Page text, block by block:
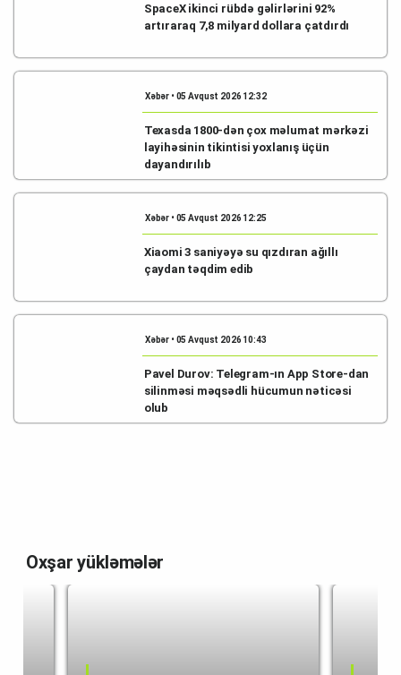
SpaceX ikinci rübdə gəlirlərini 92%
artıraraq 7,8 milyard dollara çatdırdı
Xəbər • 05 Avqust 2026 12:32
Texasda 1800-dən çox məlumat mərkəzi
layihəsinin tikintisi yoxlanış üçün
dayandırılıb
Xəbər • 05 Avqust 2026 12:25
Xiaomi 3 saniyəyə su qızdıran ağıllı
çaydan təqdim edib
Xəbər • 05 Avqust 2026 10:43
Pavel Durov: Telegram-ın App Store-dan
silinməsi məqsədli hücumun nəticəsi
olub
Oxşar yükləmələr